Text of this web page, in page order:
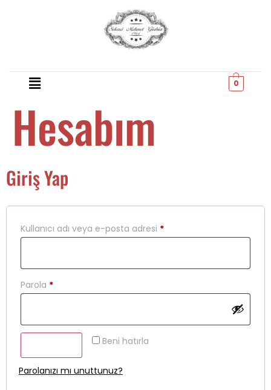
0
Hesabım
Giriş Yap
Kullanıcı adı veya e-posta adresi *
Parola *
Beni hatırla
Parolanızı mı unuttunuz?